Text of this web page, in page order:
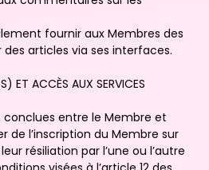
fournir aux Membres des
articles via ses interfaces.
ET ACCÈS AUX SERVICES
conclues entre le Membre et
l’inscription du Membre sur
résiliation par l’une ou l’autre